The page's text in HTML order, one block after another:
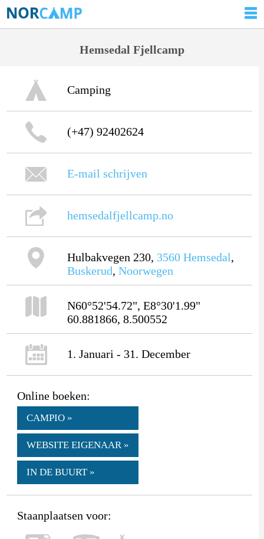
Hemsedal Fjellcamp
Camping
(+47) 92402624
E-mail schrijven
hemsedalfjellcamp.no
Hulbakvegen 230, 3560 Hemsedal,
Buskerud, Noorwegen
N60°52'54.72", E8°30'1.99"
60.881866, 8.500552
1. Januari - 31. December
Online boeken:
CAMPIO »
WEBSITE EIGENAAR »
IN DE BUURT »
Staanplaatsen voor: